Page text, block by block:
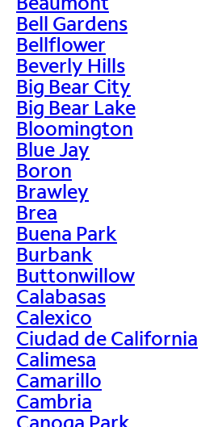
Bell Gardens
Bellflower
Beverly Hills
Big Bear City
Big Bear Lake
Bloomington
Blue Jay
Boron
Brawley
Brea
Buena Park
Burbank
Buttonwillow
Calabasas
Calexico
Ciudad de California
Calimesa
Camarillo
Cambria
Canoga Park